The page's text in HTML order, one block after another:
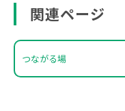
関連ページ
つながる場